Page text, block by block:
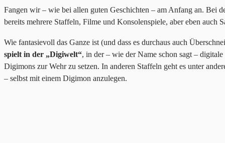
Fangen wir – wie bei allen guten Geschichten – am Anfang an. Bei
bereits mehrere Staffeln, Filme und Konsolenspiele, aber eben auch
Wie fantasievoll das Ganze ist (und dass es durchaus auch
spielt in der „Digiwelt“, in der – wie der Name schon sagt –
Digimons zur Wehr zu setzen. In anderen Staffeln geht es unter
– selbst mit einem Digimon anzulegen.